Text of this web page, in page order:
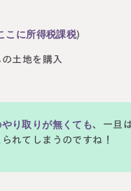
こに所得税課税)
土地を購入
り取りが無くても、一旦
れてしまうのですね！